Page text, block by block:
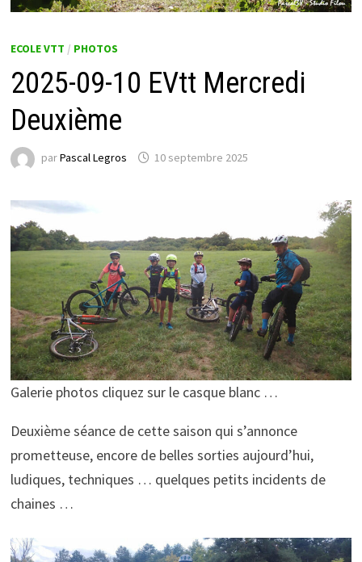
ECOLE VTT / PHOTOS
2025-09-10 EVtt Mercredi
Deuxième
parPascal Legros 10 septembre 2025
Galerie photos cliquez sur le casque blanc …
Deuxième séance de cette saison qui s’annonce
prometteuse, encore de belles sorties aujourd’hui,
ludiques, techniques … quelques petits incidents de
chaines …